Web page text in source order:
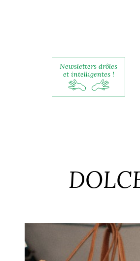
Newsletters drôles
et intelligentes !